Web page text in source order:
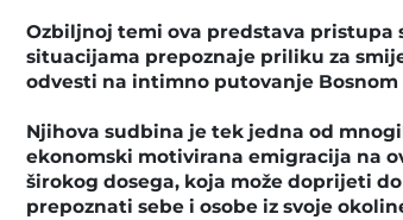
Ozbiljnoj temi ova predstava
situacijama prepoznaje priliku za
odvesti na intimno putovanje
Njihova sudbina je tek jedna od
ekonomski motivirana emigracija na
širokog dosega, koja može doprijeti
prepoznati sebe i osobe iz svoje